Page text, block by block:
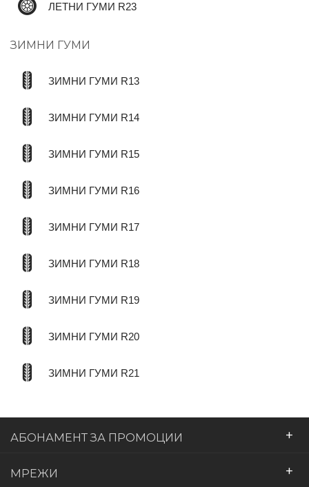
ЛЕТНИ ГУМИ R23
ЗИМНИ ГУМИ
ЗИМНИ ГУМИ R13
ЗИМНИ ГУМИ R14
ЗИМНИ ГУМИ R15
ЗИМНИ ГУМИ R16
ЗИМНИ ГУМИ R17
ЗИМНИ ГУМИ R18
ЗИМНИ ГУМИ R19
ЗИМНИ ГУМИ R20
ЗИМНИ ГУМИ R21
АБОНАМЕНТ ЗА ПРОМОЦИИ +
МРЕЖИ +